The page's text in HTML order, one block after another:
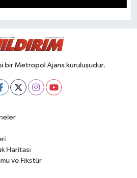
bir Metropol Ajans kuruluşudur.
Haritası
ve Fikstür